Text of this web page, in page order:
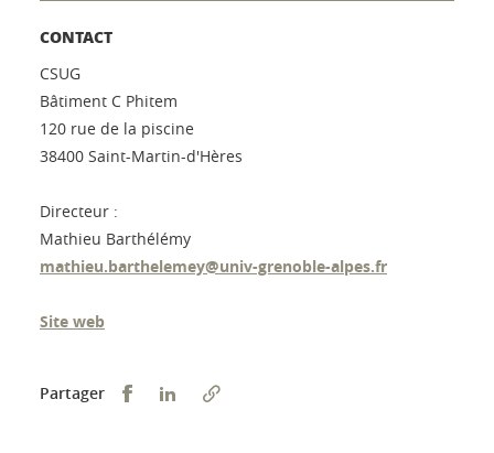
CONTACT
CSUG
Bâtiment C Phitem
120 rue de la piscine
38400 Saint-Martin-d'Hères
Directeur :
Mathieu Barthélémy
mathieu.barthelemey@univ-grenoble-alpes.fr
Site web
Partager Partager sur Facebook
Partager sur LinkedIn